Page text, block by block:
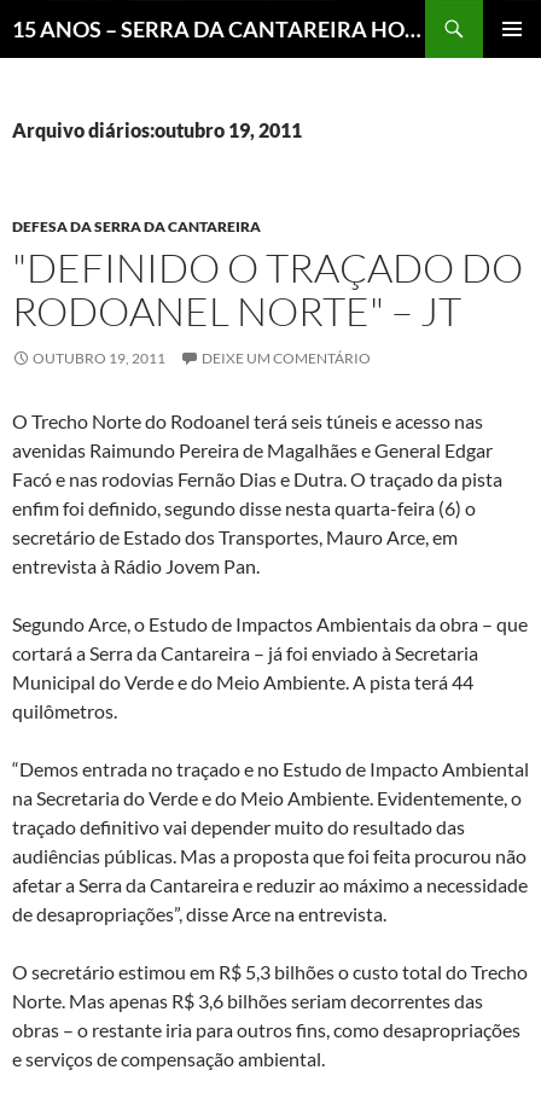
15 ANOS – SERRA DA CANTAREIRA HOJE E COTIDIANO DO BRASIL E DO MUNDO
Arquivo diários:outubro 19, 2011
DEFESA DA SERRA DA CANTAREIRA
"DEFINIDO O TRAÇADO DO
RODOANEL NORTE" – JT
OUTUBRO 19, 2011 DEIXE UM COMENTÁRIO
O Trecho Norte do Rodoanel terá seis túneis e acesso nas
avenidas Raimundo Pereira de Magalhães e General Edgar
Facó e nas rodovias Fernão Dias e Dutra. O traçado da pista
enfim foi definido, segundo disse nesta quarta-feira (6) o
secretário de Estado dos Transportes, Mauro Arce, em
entrevista à Rádio Jovem Pan.
Segundo Arce, o Estudo de Impactos Ambientais da obra – que
cortará a Serra da Cantareira – já foi enviado à Secretaria
Municipal do Verde e do Meio Ambiente. A pista terá 44
quilômetros.
“Demos entrada no traçado e no Estudo de Impacto Ambiental
na Secretaria do Verde e do Meio Ambiente. Evidentemente, o
traçado definitivo vai depender muito do resultado das
audiências públicas. Mas a proposta que foi feita procurou não
afetar a Serra da Cantareira e reduzir ao máximo a necessidade
de desapropriações”, disse Arce na entrevista.
O secretário estimou em R$ 5,3 bilhões o custo total do Trecho
Norte. Mas apenas R$ 3,6 bilhões seriam decorrentes das
obras – o restante iria para outros fins, como desapropriações
e serviços de compensação ambiental.